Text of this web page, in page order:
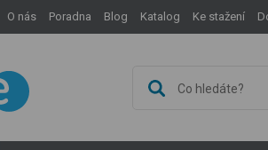
O nás Poradna Blog Katalog Ke stažení